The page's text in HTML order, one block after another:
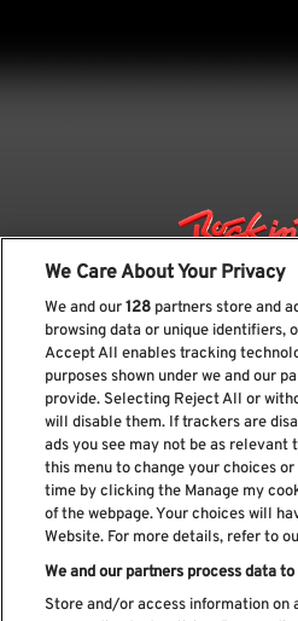
Suscríbase a
He leído y acepto el
We Care About Your Privacy
We and our128 partners store and
browsing data or unique identifiers,
Accept All enables tracking
purposes shown under we and our
provide. Selecting Reject All or
will disable them. If trackers are
ads you see may not be as relevant
this menu to change your choices
time by clicking the Manage my
of the webpage. Your choices will
Website. For more details, refer to
We and our partners process data
Store and/or access information on